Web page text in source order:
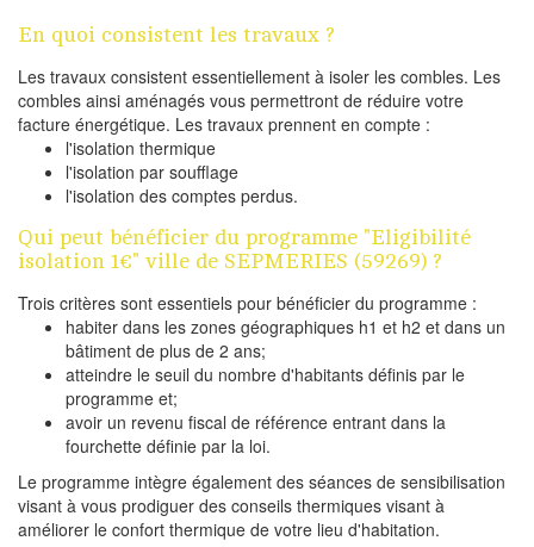
En quoi consistent les travaux ?
Les travaux consistent essentiellement à isoler les combles. Les
combles ainsi aménagés vous permettront de réduire votre
facture énergétique. Les travaux prennent en compte :
l'isolation thermique
l'isolation par soufflage
l'isolation des comptes perdus.
Qui peut bénéficier du programme "Eligibilité
isolation 1€" ville de SEPMERIES (59269) ?
Trois critères sont essentiels pour bénéficier du programme :
habiter dans les zones géographiques h1 et h2 et dans un
bâtiment de plus de 2 ans;
atteindre le seuil du nombre d'habitants définis par le
programme et;
avoir un revenu fiscal de référence entrant dans la
fourchette définie par la loi.
Le programme intègre également des séances de sensibilisation
visant à vous prodiguer des conseils thermiques visant à
améliorer le confort thermique de votre lieu d'habitation.